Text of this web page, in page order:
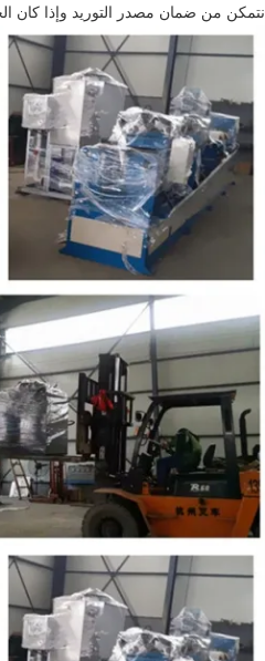
نتمكن من ضمان مصدر التوريد وإذا كان